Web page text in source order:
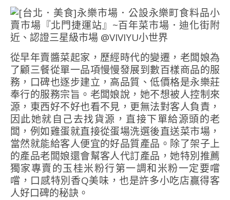
從早年賣醬菜起家，歷經時代的變遷，老闆娘為
了顧三餐從單一品項慢慢發展到數百樣商品的服
務，口碑也逐步建立，高品質、低價格是永樂莊
奉行的服務宗旨。老闆娘說，她不想被人控制來
源，東西好不好也看不見，更無法對客人負責，
因此她就自己去找貨源，直接下單給源頭的老
闆，例如雞蛋就直接從蛋場洗選後直送菜市場，
當然就能給客人便宜的好品質產品。除了架子上
的產品老闆娘還會幫客人代訂產品，她特別推薦
獨家專賣的玉桂米粉行第一調和米粉一定要嚐
嚐，口感特別香Q美味，也是許多小吃店贏得客
人好口碑的秘訣。